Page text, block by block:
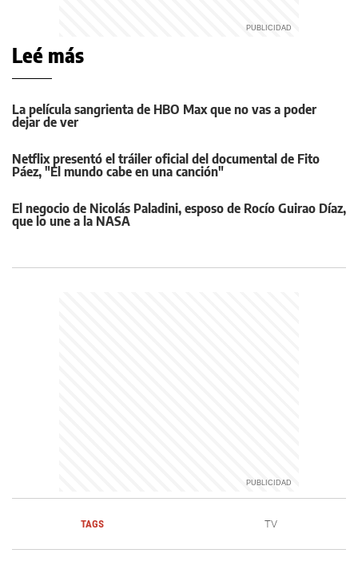
Leé más
La película sangrienta de HBO Max que no vas a poder
dejar de ver
Netflix presentó el tráiler oficial del documental de Fito
Páez, "El mundo cabe en una canción"
El negocio de Nicolás Paladini, esposo de Rocío Guirao Díaz,
que lo une a la NASA
TAGS TV